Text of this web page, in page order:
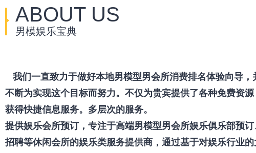
ABOUT US
男模娱乐宝典
我们一直致力于做好本地男模型男会所消费排名体验向导，
不断为实现这个目标而努力。不仅为贵宾提供了各种免费资
获得快捷信息服务。多层次的服务。
提供娱乐会所预订，专注于高端男模型男会所娱乐俱乐部预
招聘等休闲会所的娱乐类服务提供商，通过基于对娱乐行业